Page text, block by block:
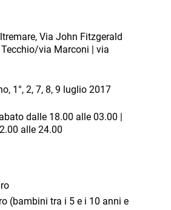
Via John Fitzgerald
Tecchio/via Marconi | via
1°, 2, 7, 8, 9 luglio 2017
dalle 18.00 alle 03.00 |
alle 24.00
(bambini tra i 5 e i 10 anni e